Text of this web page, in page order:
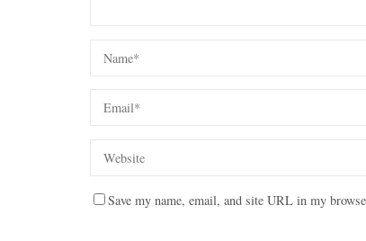
Save my name, email, and site URL in my